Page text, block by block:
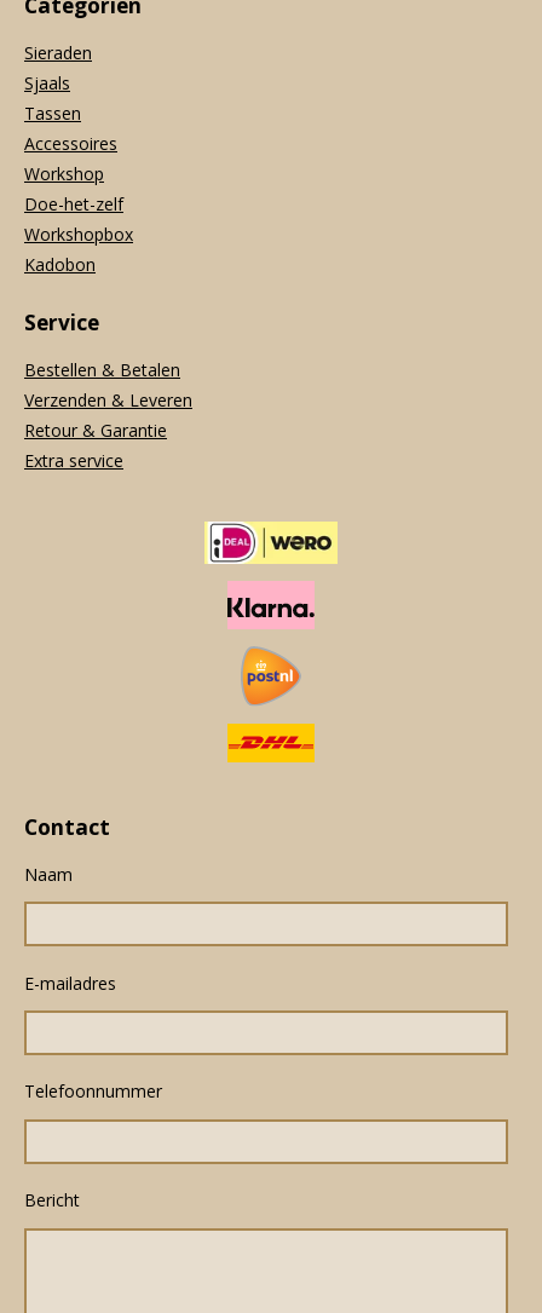
Sieraden
Sjaals
Tassen
Accessoires
Workshop
Doe-het-zelf
Workshopbox
Kadobon
Service
Bestellen & Betalen
Verzenden & Leveren
Retour & Garantie
Extra service
Contact
Naam
E-mailadres
Telefoonnummer
Bericht